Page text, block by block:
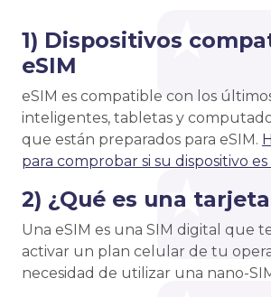
1) Dispositivos
eSIM
eSIM es compatible con los
inteligentes, tabletas y
que están preparados para eSIM.
para comprobar si su dispositivo
2) ¿Qué es una
Una eSIM es una SIM digital que
activar un plan celular de tu
necesidad de utilizar una nano-